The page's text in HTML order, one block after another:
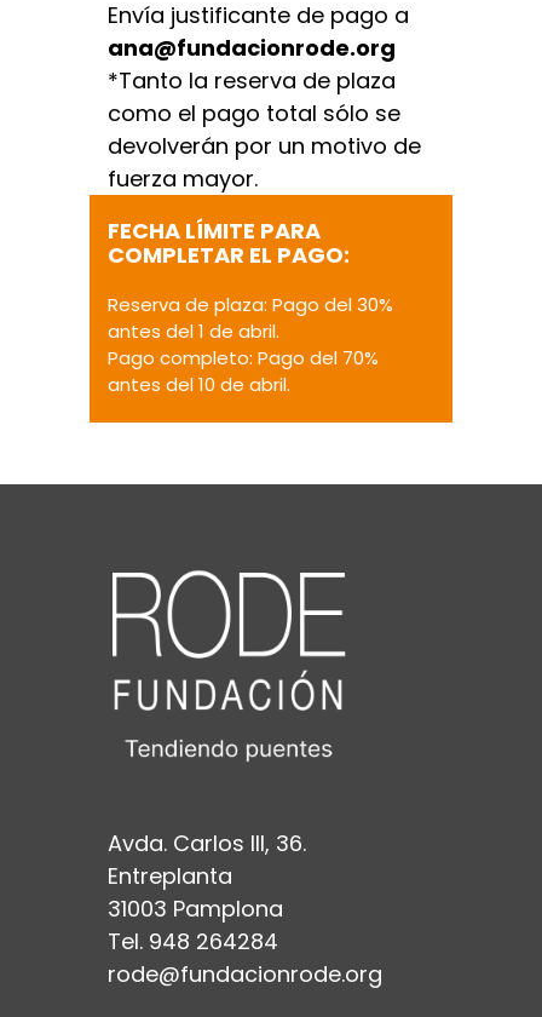
Envía justificante de pago a
ana@fundacionrode.org
*Tanto la reserva de plaza
como el pago total sólo se
devolverán por un motivo de
fuerza mayor.
FECHA LÍMITE PARA
COMPLETAR EL PAGO:
Reserva de plaza: Pago del 30%
antes del 1 de abril.
Pago completo: Pago del 70%
antes del 10 de abril.
Avda. Carlos III, 36.
Entreplanta
31003 Pamplona
Tel. 948 264284
rode@fundacionrode.org